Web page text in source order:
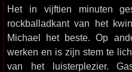
Het in vijftien minuten
rockballadkant van het
Michael het beste. Op
werken en is zijn stem te
van het luisterplezier.